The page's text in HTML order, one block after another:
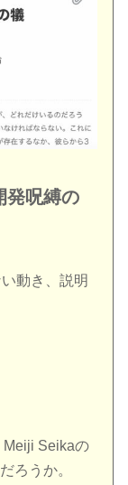
発呪縛の
動き、説明
Seikaの
ろうか。